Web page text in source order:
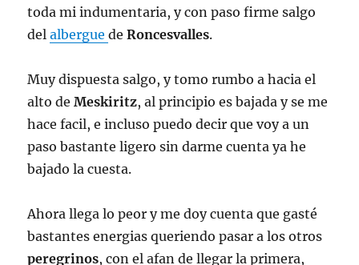
toda mi indumentaria, y con paso firme salgo
delalberguedeRoncesvalles.
Muy dispuesta salgo, y tomo rumbo a hacia el
alto deMeskiritz, al principio es bajada y se me
hace facil, e incluso puedo decir que voy a un
paso bastante ligero sin darme cuenta ya he
bajado la cuesta.
Ahora llega lo peor y me doy cuenta que gasté
bastantes energias queriendo pasar a los otros
peregrinos, con el afan de llegar la primera,